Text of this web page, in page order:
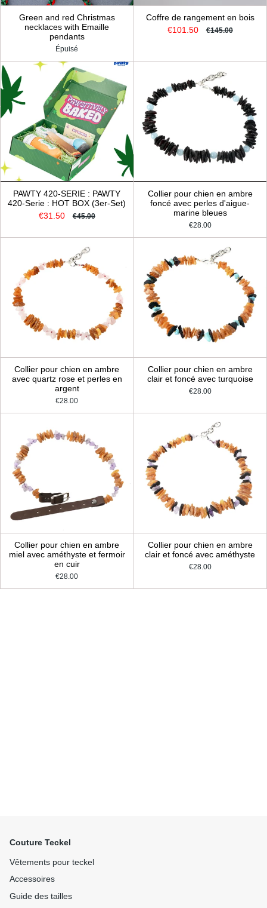
Green and red Christmas
necklaces with Emaille
pendants
Épuisé
Coffre de rangement en bois
€101.50 €145.00
PAWTY 420-SERIE : PAWTY
420-Serie : HOT BOX (3er-Set)
€31.50 €45.00
Collier pour chien en ambre
foncé avec perles d'aigue-
marine bleues
€28.00
Collier pour chien en ambre
avec quartz rose et perles en
argent
€28.00
Collier pour chien en ambre
clair et foncé avec turquoise
€28.00
Collier pour chien en ambre
miel avec améthyste et fermoir
en cuir
€28.00
Collier pour chien en ambre
clair et foncé avec améthyste
€28.00
Couture Teckel
Vêtements pour teckel
Accessoires
Guide des tailles